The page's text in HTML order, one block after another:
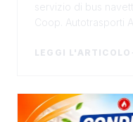
servizio di bus
Coop. Autotrasporti
LEGGI L'ARTICOLO